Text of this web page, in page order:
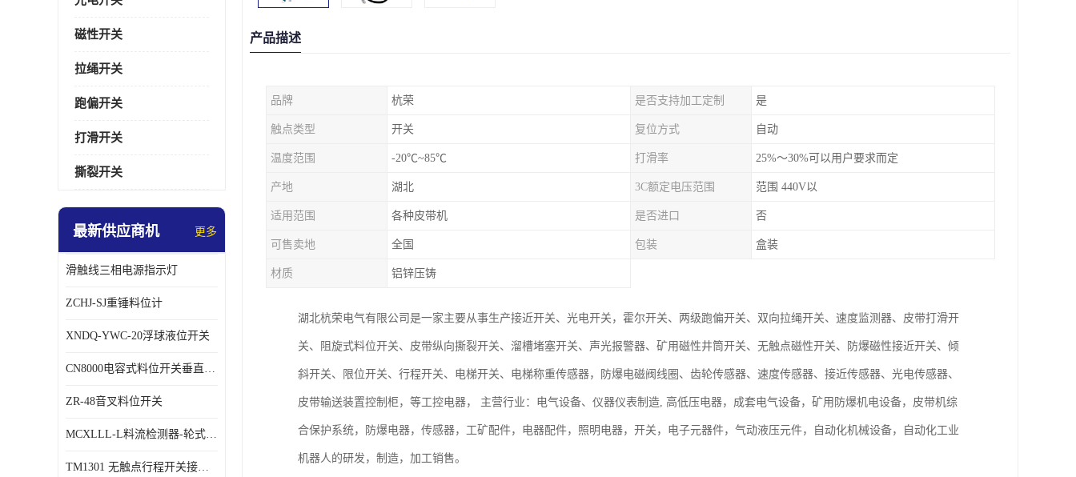
磁性开关
拉绳开关
跑偏开关
打滑开关
撕裂开关
最新供应商机 更多
滑触线三相电源指示灯
ZCHJ-SJ重锤料位计
XNDQ-YWC-20浮球液位开关
CN8000电容式料位开关垂直安装时
ZR-48音叉料位开关
MCXLLL-L料流检测器-轮式煤流信号控制器
TM1301 无触点行程开关接线在交通设备中的稳定性
产品描述
品牌 杭荣 是否支持加工定制 是
触点类型 开关 复位方式 自动
温度范围 -20℃~85℃ 打滑率 25%～30%可以用户要求而定
产地 湖北 3C额定电压范围 范围 440V以
适用范围 各种皮带机 是否进口 否
可售卖地 全国 包装 盒装
材质 铝锌压铸
湖北杭荣电气有限公司是一家主要从事生产接近开关、光电开关，霍尔开关、两级跑偏开关、双向拉绳开关、速度监测器、皮带打滑开
关、阻旋式料位开关、皮带纵向撕裂开关、溜槽堵塞开关、声光报警器、矿用磁性井筒开关、无触点磁性开关、防爆磁性接近开关、倾
斜开关、限位开关、行程开关、电梯开关、电梯称重传感器，防爆电磁阀线圈、齿轮传感器、速度传感器、接近传感器、光电传感器、
皮带输送装置控制柜，等工控电器， 主营行业：电气设备、仪器仪表制造, 高低压电器，成套电气设备，矿用防爆机电设备，皮带机综
合保护系统，防爆电器，传感器，工矿配件，电器配件，照明电器，开关，电子元器件，气动液压元件，自动化机械设备，自动化工业
机器人的研发，制造，加工销售。